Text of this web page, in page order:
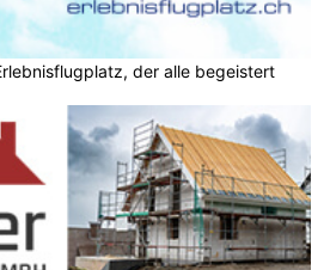
der alle begeistert